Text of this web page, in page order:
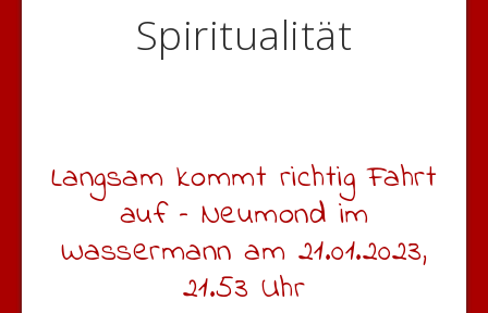
Spiritualität
Langsam kommt richtig Fahrt
auf – Neumond im
Wassermann am 21.01.2023,
21.53 Uhr